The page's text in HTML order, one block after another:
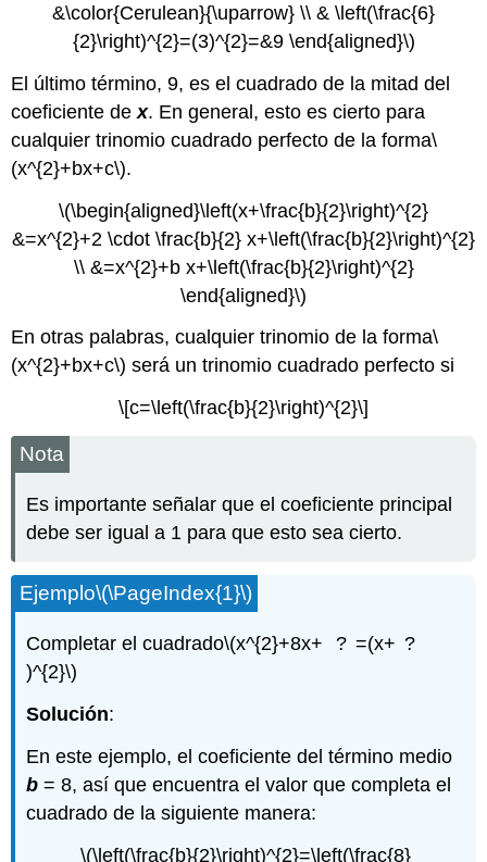
&\color{Cerulean}{\uparrow} \\ & \left(\frac{6}
{2}\right)^{2}=(3)^{2}=&9 \end{aligned}\)
El último término, 9, es el cuadrado de la mitad del
coeficiente dex. En general, esto es cierto para
cualquier trinomio cuadrado perfecto de la forma\
(x^{2}+bx+c\).
\(\begin{aligned}\left(x+\frac{b}{2}\right)^{2}
&=x^{2}+2 \cdot \frac{b}{2} x+\left(\frac{b}{2}\right)^{2}
\\ &=x^{2}+b x+\left(\frac{b}{2}\right)^{2}
\end{aligned}\)
En otras palabras, cualquier trinomio de la forma\
(x^{2}+bx+c\) será un trinomio cuadrado perfecto si
\[c=\left(\frac{b}{2}\right)^{2}\]
Nota
Es importante señalar que el coeficiente principal
debe ser igual a 1 para que esto sea cierto.
Ejemplo\(\PageIndex{1}\)
Completar el cuadrado\(x^{2}+8x+ ? =(x+ ?
)^{2}\)
Solución:
En este ejemplo, el coeficiente del término medio
b = 8, así que encuentra el valor que completa el
cuadrado de la siguiente manera:
\(\left(\frac{b}{2}\right)^{2}=\left(\frac{8}